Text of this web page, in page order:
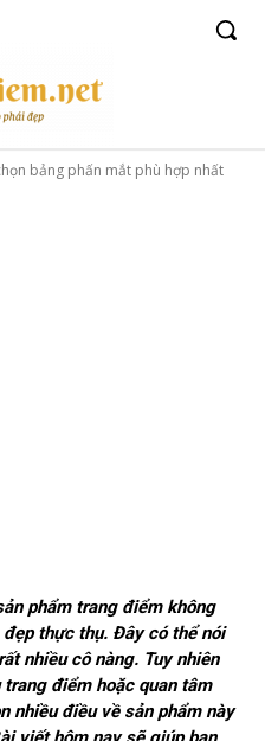
bảng phấn mắt phù hợp nhất
phẩm trang điểm không
thực thụ. Đây có thể nói
nhiều cô nàng. Tuy nhiên
điểm hoặc quan tâm
nhiều điều về sản phẩm này